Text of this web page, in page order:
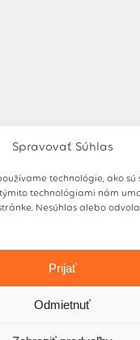
Spravovať Súhlas
technológie, ako
technológiami nám
Nesúhlas alebo
Prijať
Odmietnuť